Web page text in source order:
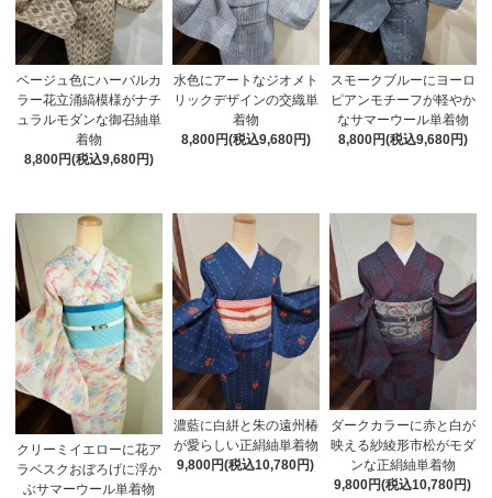
ベージュ色にハーバルカ
ラー花立涌縞模様がナチ
ュラルモダンな御召紬単
着物
8,800円(税込9,680円)
水色にアートなジオメト
リックデザインの交織単
着物
8,800円(税込9,680円)
スモークブルーにヨーロ
ピアンモチーフが軽やか
なサマーウール単着物
8,800円(税込9,680円)
クリーミイエローに花ア
ラベスクおぼろげに浮か
ぶサマーウール単着物
濃藍に白絣と朱の遠州椿
が愛らしい正絹紬単着物
9,800円(税込10,780円)
ダークカラーに赤と白が
映える紗綾形市松がモダ
ンな正絹紬単着物
9,800円(税込10,780円)